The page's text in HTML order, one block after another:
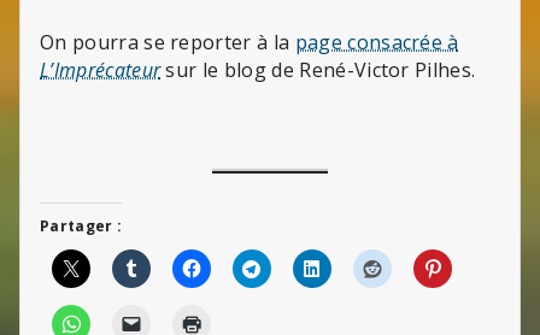
On pourra se reporter à la page consacrée à
L’Imprécateursur le blog de René-Victor Pilhes.
Partager :